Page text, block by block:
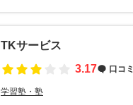
TKサービス
3.17
口コミ
学習塾・塾